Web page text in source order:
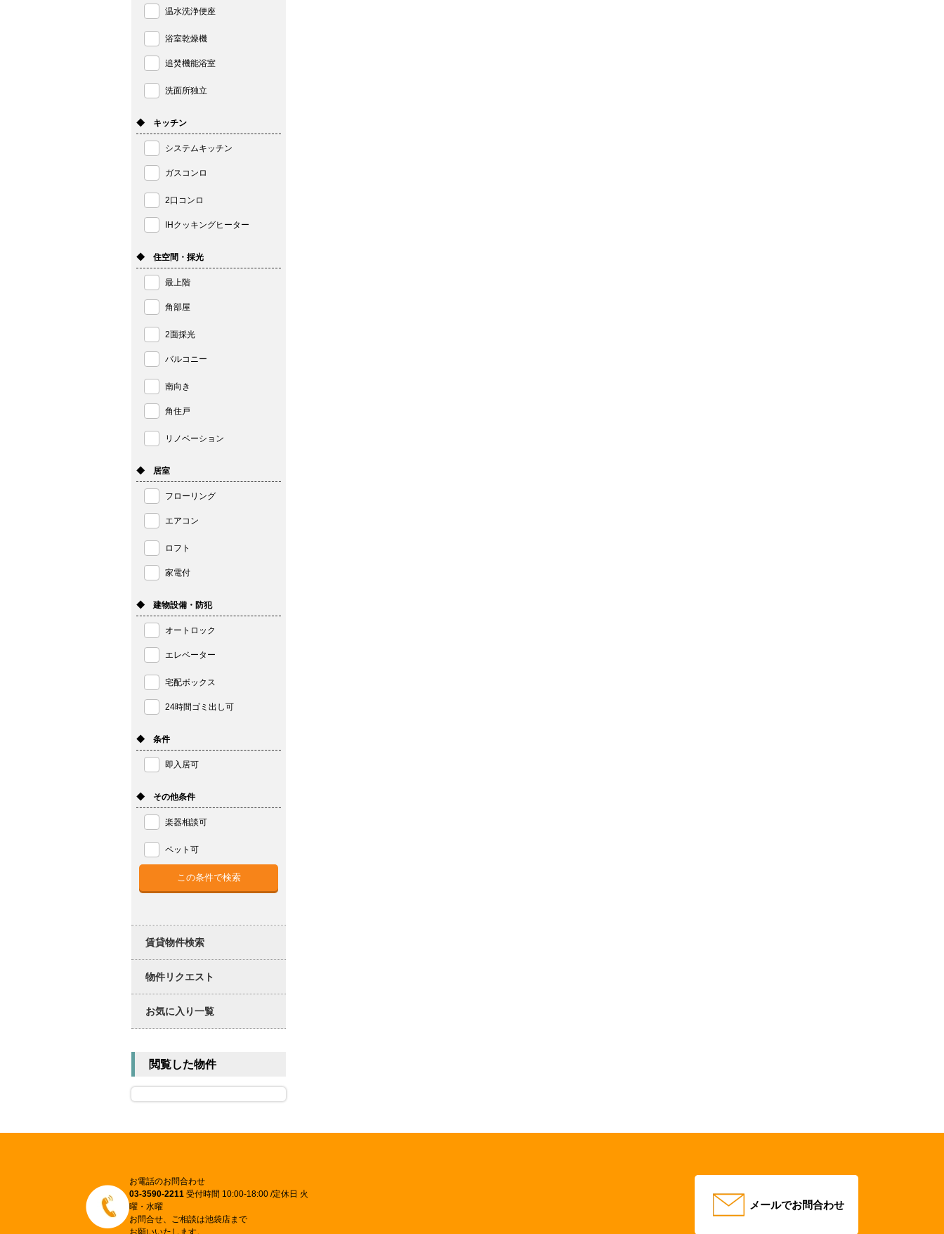
温水洗浄便座
浴室乾燥機
追焚機能浴室
洗面所独立
◆ キッチン
システムキッチン
ガスコンロ
2口コンロ
IHクッキングヒーター
◆ 住空間・採光
最上階
角部屋
2面採光
バルコニー
南向き
角住戸
リノベーション
◆ 居室
フローリング
エアコン
ロフト
家電付
◆ 建物設備・防犯
オートロック
エレベーター
宅配ボックス
24時間ゴミ出し可
◆ 条件
即入居可
◆ その他条件
楽器相談可
ペット可
賃貸物件検索
物件リクエスト
お気に入り一覧
閲覧した物件
お電話のお問合わせ
03-3590-2211 受付時間 10:00-18:00 /定休日 火
曜・水曜
お問合せ、ご相談は池袋店まで
お願いいたします。
メールでお問合わせ